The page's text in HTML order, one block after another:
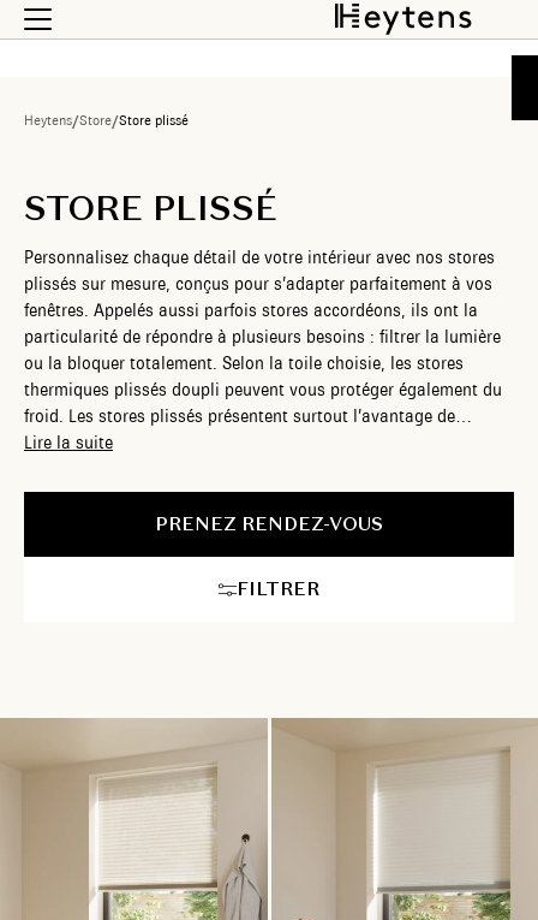
Heytens/Store/Store plissé
STORE PLISSÉ
Personnalisez chaque détail de votre intérieur avec nos stores
plissés sur mesure, conçus pour s’adapter parfaitement à vos
fenêtres. Appelés aussi parfois stores accordéons, ils ont la
particularité de répondre à plusieurs besoins : filtrer la lumière
ou la bloquer totalement. Selon la toile choisie, les stores
thermiques plissés doupli peuvent vous protéger également du
froid. Les stores plissés présentent surtout l’avantage de
s’adapter à tout type de fenêtres, même les plus atypiques,
stores plissés sur mesure, créez une atmosphère unique et
accueillante dans votre maison, où le confort et le style se
raffinement et d’exclusivité. Nos équipes vous conseillent en
Lire la suite
PRENEZ RENDEZ-VOUS
FILTRER